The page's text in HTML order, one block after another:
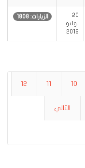
20
يوليو
2019
الزيارات: 1808
10
11
12
التالي